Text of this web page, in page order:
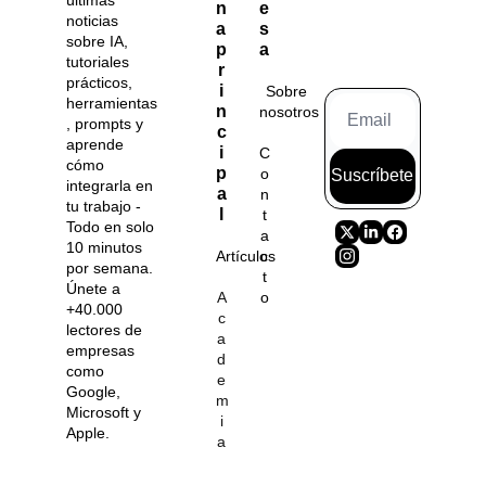
noticias
sobre IA,
tutoriales
prácticos,
herramientas
, prompts y
aprende
cómo
integrarla en
tu trabajo -
Todo en solo
10 minutos
por semana.
Únete a
+40.000
lectores de
empresas
como
Google,
Microsoft y
Apple.
n
a
p
r
i
n
c
i
p
a
Artículos
A
c
a
d
e
m
i
a
e
s
a
Sobre
nosotros
C
o
n
t
a
c
t
o
Suscríbete